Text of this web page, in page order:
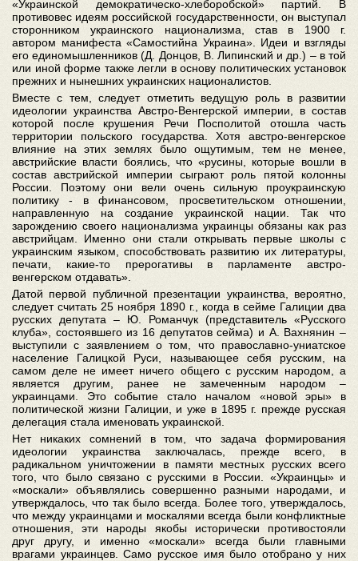
«Украинской демократическо-хлеборобской» партий. В
противовес идеям российской государственности, он выступал
сторонником украинского национализма, став в 1900 г.
автором манифеста «Самостийна Украина». Идеи и взгляды
его единомышленников (Д. Донцов, В. Липинский и др.) – в той
или иной форме также легли в основу политических установок
прежних и нынешних украинских националистов.
Вместе с тем, следует отметить ведущую роль в развитии
идеологии украинства Австро-Венгерской империи, в состав
которой после крушения Речи Посполитой отошла часть
территории польского государства. Хотя австро-венгерское
влияние на этих землях было ощутимым, тем не менее,
австрийские власти боялись, что «русины, которые вошли в
состав австрийской империи сыграют роль пятой колонны
России. Поэтому они вели очень сильную проукраинскую
политику - в финансовом, просветительском отношении,
направленную на создание украинской нации. Так что
зарождению своего национализма украинцы обязаны как раз
австрийцам. Именно они стали открывать первые школы с
украинским языком, способствовать развитию их литературы,
печати, какие-то прерогативы в парламенте австро-
венгерском отдавать».
Датой первой публичной презентации украинства, вероятно,
следует считать 25 ноября 1890 г., когда в сейме Галиции два
русских депутата – Ю. Романчук (представитель «Русского
клуба», состоявшего из 16 депутатов сейма) и А. Вахнянин –
выступили с заявлением о том, что православно-униатское
население Галицкой Руси, называющее себя русским, на
самом деле не имеет ничего общего с русским народом, а
является другим, ранее не замеченным народом –
украинцами. Это событие стало началом «новой эры» в
политической жизни Галиции, и уже в 1895 г. прежде русская
делегация стала именовать украинской.
Нет никаких сомнений в том, что задача формирования
идеологии украинства заключалась, прежде всего, в
радикальном уничтожении в памяти местных русских всего
того, что было связано с русскими в России. «Украинцы» и
«москали» объявлялись совершенно разными народами, и
утверждалось, что так было всегда. Более того, утверждалось,
что между украинцами и москалями всегда были конфликтные
отношения, эти народы якобы исторически противостояли
друг другу, и именно «москали» всегда были главными
врагами украинцев. Само русское имя было отобрано у них